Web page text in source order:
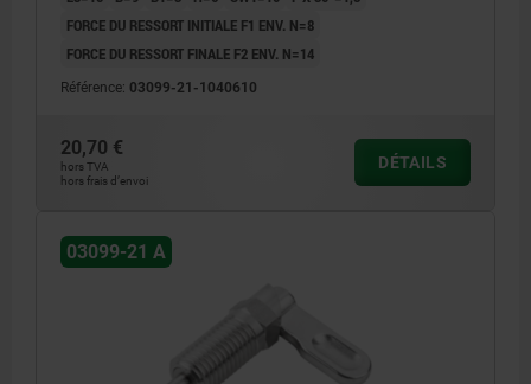
FORCE DU RESSORT INITIALE F1 ENV. N=8
FORCE DU RESSORT FINALE F2 ENV. N=14
Référence: 03099-21-1040610
20,70 €
hors TVA
hors frais d’envoi
DÉTAILS
03099-21 A